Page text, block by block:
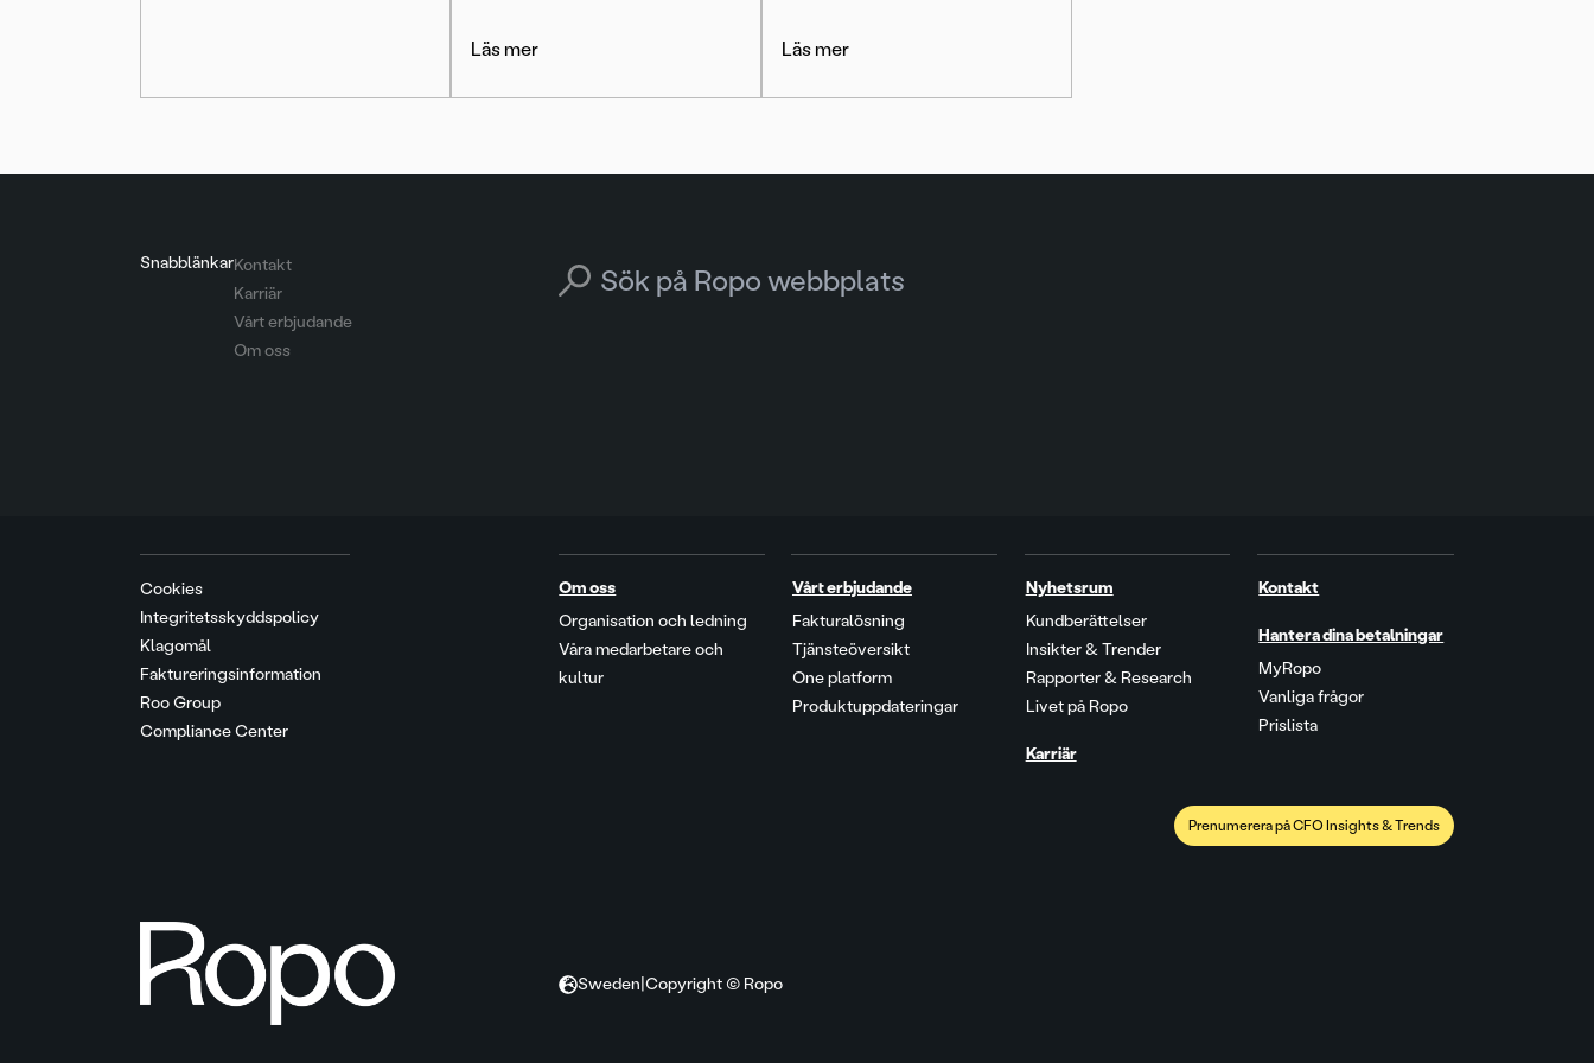
Läs mer Läs mer
SnabblänkarKontakt
Karriär
Vårt erbjudande
Om oss
Search for:
Cookies
Integritetsskyddspolicy
Klagomål
Faktureringsinformation
Roo Group
Compliance Center
Om oss
Organisation och ledning
Våra medarbetare och
kultur
Vårt erbjudande
Fakturalösning
Tjänsteöversikt
One platform
Produktuppdateringar
Nyhetsrum
Kundberättelser
Insikter & Trender
Rapporter & Research
Livet på Ropo
Karriär
Kontakt
Hantera dina betalningar
MyRopo
Vanliga frågor
Prislista
Prenumerera på CFO Insights & Trends
Sweden |Copyright © Ropo